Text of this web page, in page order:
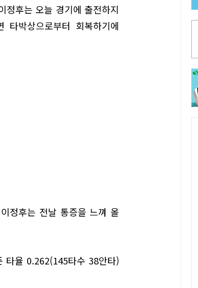
정후는 오늘 경기에 출전하지
박상으로부터 회복하기에
정후는 전날 통증을 느껴 올
타율 0.262(145타수 38안타)